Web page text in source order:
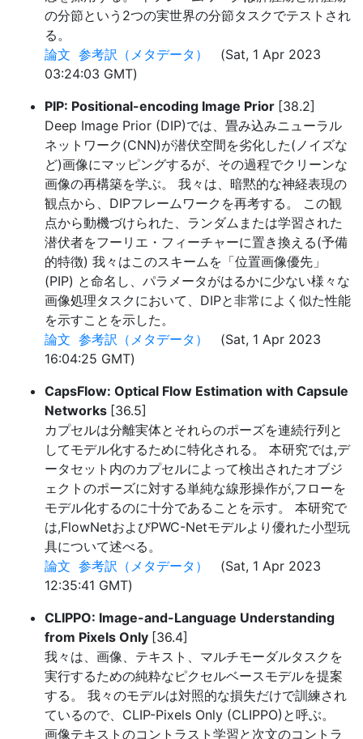
の分節という2つの実世界の分節タスクでテストされ
る。
論文 参考訳（メタデータ）
(Sat, 1 Apr 2023
03:24:03 GMT)
PIP: Positional-encoding Image Prior [38.2]
Deep Image Prior (DIP)では、畳み込みニューラル
ネットワーク(CNN)が潜伏空間を劣化した(ノイズな
ど)画像にマッピングするが、その過程でクリーンな
画像の再構築を学ぶ。 我々は、暗黙的な神経表現の
観点から、DIPフレームワークを再考する。 この観
点から動機づけられた、ランダムまたは学習された
潜伏者をフーリエ・フィーチャーに置き換える(予備
的特徴) 我々はこのスキームを「位置画像優先」
(PIP) と命名し、パラメータがはるかに少ない様々な
画像処理タスクにおいて、DIPと非常によく似た性能
を示すことを示した。
論文 参考訳（メタデータ）
(Sat, 1 Apr 2023
16:04:25 GMT)
CapsFlow: Optical Flow Estimation with Capsule
Networks [36.5]
カプセルは分離実体とそれらのポーズを連続行列と
してモデル化するために特化される。 本研究では,デ
ータセット内のカプセルによって検出されたオブジ
ェクトのポーズに対する単純な線形操作が,フローを
モデル化するのに十分であることを示す。 本研究で
は,FlowNetおよびPWC-Netモデルより優れた小型玩
具について述べる。
論文 参考訳（メタデータ）
(Sat, 1 Apr 2023
12:35:41 GMT)
CLIPPO: Image-and-Language Understanding
from Pixels Only [36.4]
我々は、画像、テキスト、マルチモーダルタスクを
実行するための純粋なピクセルベースモデルを提案
する。 我々のモデルは対照的な損失だけで訓練され
ているので、CLIP-Pixels Only (CLIPPO)と呼ぶ。
画像テキストのコントラスト学習と次文のコントラ